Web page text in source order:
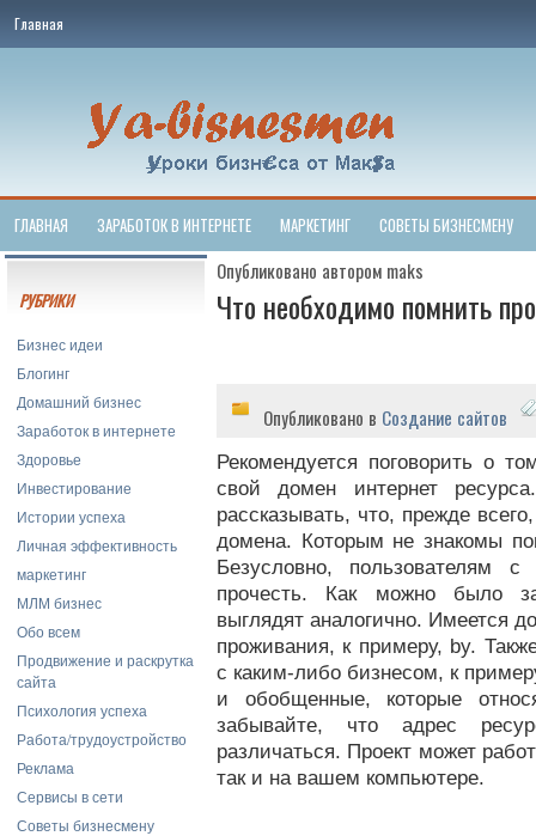
Главная
ГЛАВНАЯ ЗАРАБОТОК В ИНТЕРНЕТЕ МАРКЕТИНГ СОВЕТЫ БИЗНЕСМЕНУ
РУБРИКИ
Бизнес идеи
Блогинг
Домашний бизнес
Заработок в интернете
Здоровье
Инвестирование
Истории успеха
Личная эффективность
маркетинг
МЛМ бизнес
Обо всем
Продвижение и раскрутка
сайта
Психология успеха
Работа/трудоустройство
Реклама
Сервисы в сети
Советы бизнесмену
Опубликовано автором maks
Что необходимо помнить
Опубликовано в Создание сайтов
Рекомендуется поговорить о
свой домен интернет
рассказывать, что, прежде
домена. Которым не знакомы
Безусловно, пользователям
прочесть. Как можно было
выглядят аналогично. Имеется
проживания, к примеру, by.
с каким-либо бизнесом, к
и обобщенные, которые
забывайте, что адрес
различаться. Проект может
так и на вашем компьютере.